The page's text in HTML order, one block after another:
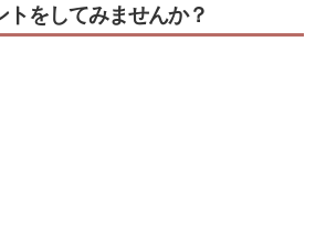
トをしてみませんか？